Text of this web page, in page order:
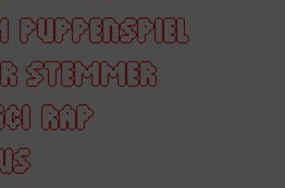
PUPPENSPIEL
STEMMER
RAP